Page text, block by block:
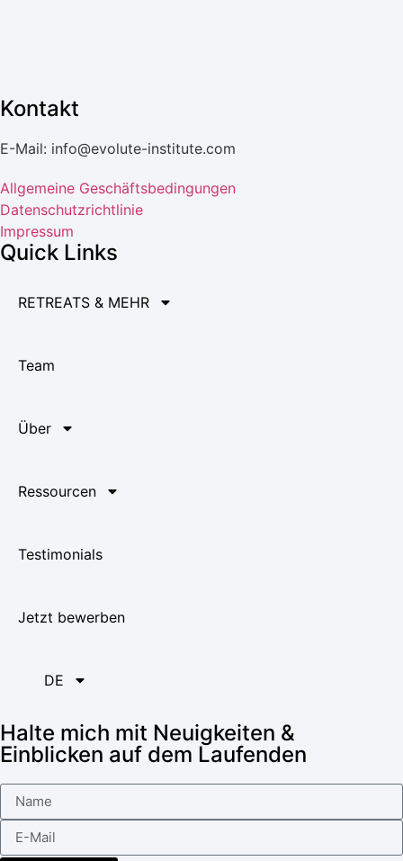
Kontakt
E-Mail: info@evolute-institute.com
Allgemeine Geschäftsbedingungen
Datenschutzrichtlinie
Impressum
Quick Links
RETREATS & MEHR
Team
Über
Ressourcen
Testimonials
Jetzt bewerben
DE
Halte mich mit Neuigkeiten &
Einblicken auf dem Laufenden